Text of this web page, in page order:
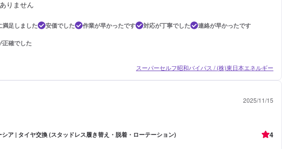
りません
満足しました 安価でした 作業が早かったです 対応が丁寧でした
連絡が早かったです
正確でした
スーパーセルフ昭和バイパス / (株)東日本エネルギー
2025/11/15
ア | タイヤ交換 (スタッドレス履き替え・脱着・ローテーション) 4